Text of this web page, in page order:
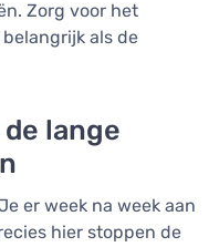
Zorg voor het
als de
lange
er week na week aan
hier stoppen de